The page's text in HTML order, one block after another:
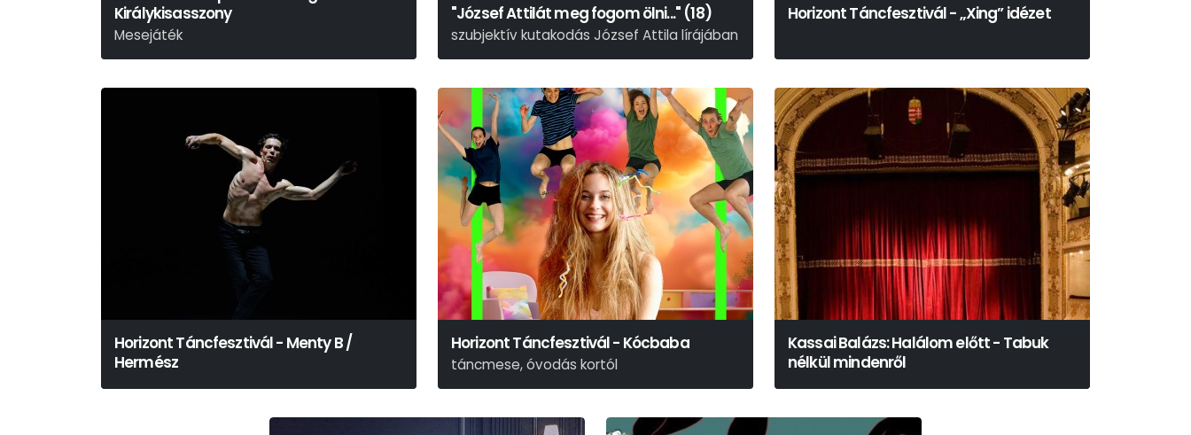
Királykisasszony
Mesejáték
N. Tóth Anikó
"József Attilát meg fogom ölni..." (18)
szubjektív kutakodás József Attila lírájában
Horizont Táncfesztivál - „Xing” idézet
Horizont Táncfesztivál - Menty B /
Hermész
Horizont Táncfesztivál - Kócbaba
táncmese, óvodás kortól
Kassai Balázs: Halálom előtt - Tabuk
nélkül mindenről